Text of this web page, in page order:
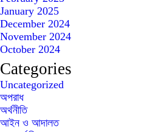
January 2025
December 2024
November 2024
October 2024
Categories
Uncategorized
অপরাধ
অর্থনীতি
আইন ও আদালত